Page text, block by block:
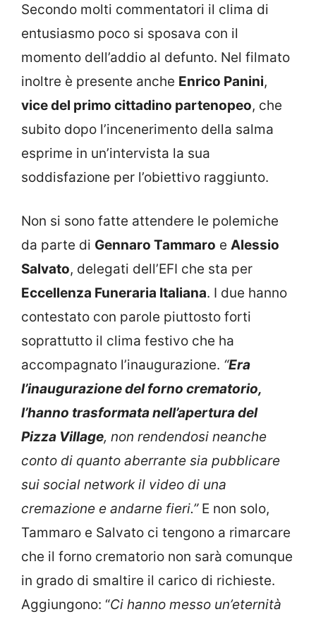
Secondo molti commentatori il clima di
entusiasmo poco si sposava con il
momento dell’addio al defunto. Nel filmato
inoltre è presente anche Enrico Panini,
vice del primo cittadino partenopeo, che
subito dopo l’incenerimento della salma
esprime in un’intervista la sua
soddisfazione per l’obiettivo raggiunto.
Non si sono fatte attendere le polemiche
da parte di Gennaro Tammaro e Alessio
Salvato, delegati dell’EFI che sta per
Eccellenza Funeraria Italiana. I due hanno
contestato con parole piuttosto forti
soprattutto il clima festivo che ha
accompagnato l’inaugurazione. “Era
l’inaugurazione del forno crematorio,
l’hanno trasformata nell’apertura del
Pizza Village, non rendendosi neanche
conto di quanto aberrante sia pubblicare
sui social network il video di una
cremazione e andarne fieri.” E non solo,
Tammaro e Salvato ci tengono a rimarcare
che il forno crematorio non sarà comunque
in grado di smaltire il carico di richieste.
Aggiungono: “Ci hanno messo un’eternità